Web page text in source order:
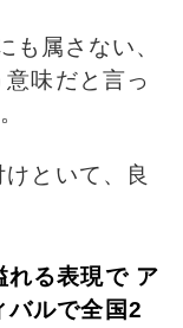
も属さない、
味だと言っ
といて、良
れる表現で ア
バルで全国2